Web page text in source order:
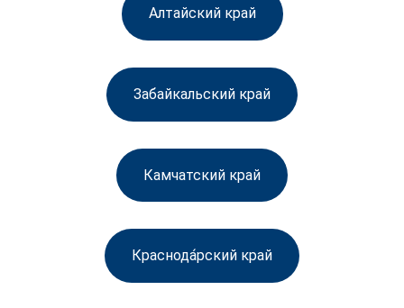
Алтайский край
Забайкальский край
Камчатский край
Краснода́рский край